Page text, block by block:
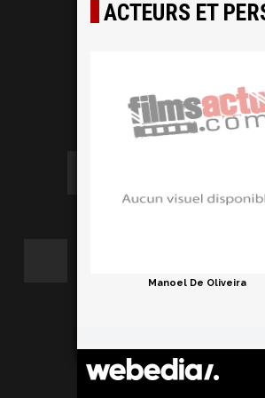
ACTEURS ET
Manoel De Oliveira